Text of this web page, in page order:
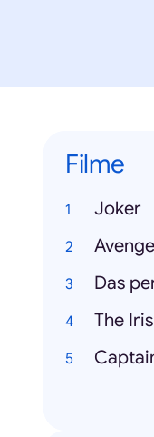
Filme
Joker
Das
The